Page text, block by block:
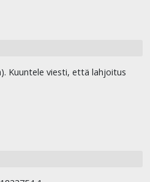
Kuuntele viesti, että lahjoitus